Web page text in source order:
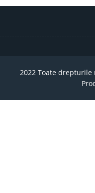
2022 Toate drepturile